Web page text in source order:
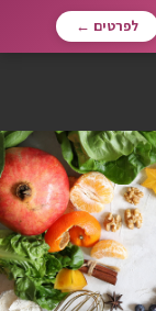
לפרטים ←